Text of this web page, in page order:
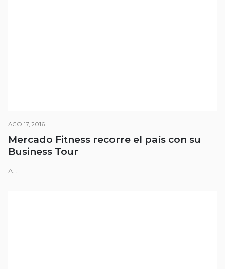
AGO 17, 2016
Mercado Fitness recorre el país con su
Business Tour
A...